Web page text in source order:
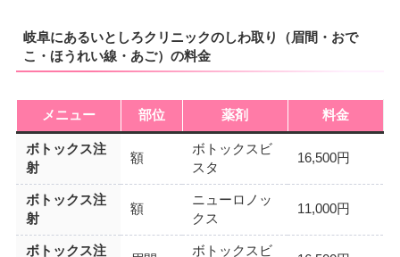
岐阜にあるいとしろクリニックのしわ取り（眉間・おで
こ・ほうれい線・あご）の料金
メニュー 部位 薬剤 料金
ボトックス注
射
額
ボトックスビ
スタ
16,500円
ボトックス注
射
額
ニューロノッ
クス
11,000円
ボトックス注 ボトックスビ